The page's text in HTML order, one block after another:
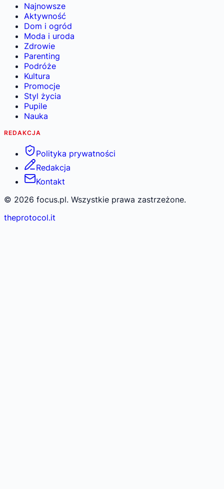
Najnowsze
Aktywność
Dom i ogród
Moda i uroda
Zdrowie
Parenting
Podróże
Kultura
Promocje
Styl życia
Pupile
Nauka
REDAKCJA
Polityka prywatności
Redakcja
Kontakt
© 2026 focus.pl. Wszystkie prawa zastrzeżone.
theprotocol.it